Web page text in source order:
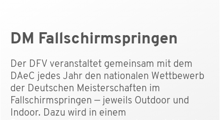
DM Fallschirmspringen
Der DFV veranstaltet gemeinsam mit dem
DAeC jedes Jahr den nationalen Wettbewerb
der Deutschen Meisterschaften im
Fallschirmspringen — jeweils Outdoor und
Indoor. Dazu wird in einem